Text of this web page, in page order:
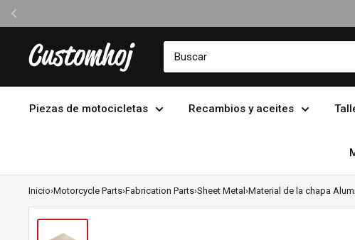
directamente
Customhoj
Piezas de motocicletas Recambios y aceites
Inicio›Motorcycle Parts›Fabrication Parts›Sheet Metal ›Material de la chapa